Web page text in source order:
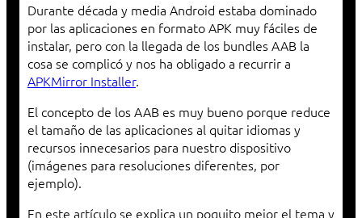
Durante década y media Android estaba dominado
por las aplicaciones en formato APK muy fáciles de
instalar, pero con la llegada de los bundles AAB la
cosa se complicó y nos ha obligado a recurrir a
APKMirror Installer.
El concepto de los AAB es muy bueno porque reduce
el tamaño de las aplicaciones al quitar idiomas y
recursos innecesarios para nuestro dispositivo
(imágenes para resoluciones diferentes, por
ejemplo).
En este artículo se explica un poquito mejor el tema y